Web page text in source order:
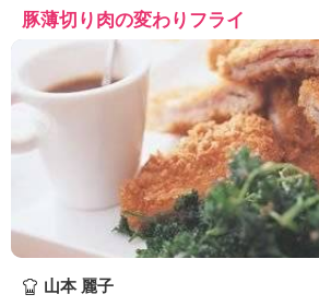
豚薄切り肉の変わりフライ
山本 麗子